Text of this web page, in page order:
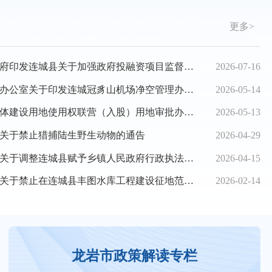
更多>
关于加强政府投融资项目监督管理的补充规定（修订）》 2026-07-16
关于印发连城冠豸山机场净空管理办法的通知 2026-05-14
用地使用权联营（入股）用地审批办法(试行)》 2026-05-13
于禁止猎捕陆生野生动物的通告 2026-04-29
县赋予乡镇人民政府行政执法事项目录清单（2026年） 2026-04-15
县丰图水库工程建设征地范围内新增建设项目和迁入人口的通告 2026-02-14
龙岩市政策解读专栏